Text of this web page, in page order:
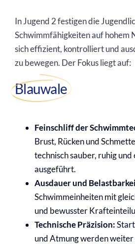
In Jugend 2 festigen die
Schwimmfähigkeiten auf hohem
sich effizient, kontrolliert und
zu bewegen. Der Fokus liegt auf:
Blauwale
Feinschliff der
Brust, Rücken und
technisch sauber, ruhig
ausgeführt.
Ausdauer und
Schwimmeinheiten mit
und bewusster
Technische Präzision:
und Atmung werden